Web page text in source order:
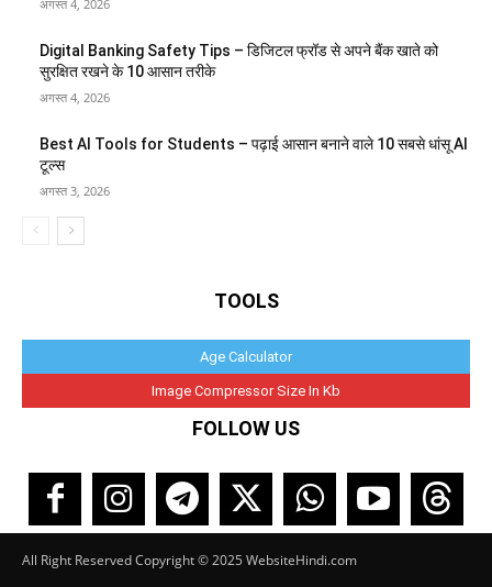
अगस्त 4, 2026
Digital Banking Safety Tips – डिजिटल फ्रॉड से अपने बैंक खाते को
सुरक्षित रखने के 10 आसान तरीके
अगस्त 4, 2026
Best AI Tools for Students – पढ़ाई आसान बनाने वाले 10 सबसे धांसू AI
टूल्स
अगस्त 3, 2026
TOOLS
Age Calculator
Image Compressor Size In Kb
FOLLOW US
All Right Reserved Copyright © 2025 WebsiteHindi.com